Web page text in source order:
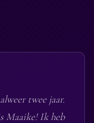
twee jaar.
Maaike! Ik heb